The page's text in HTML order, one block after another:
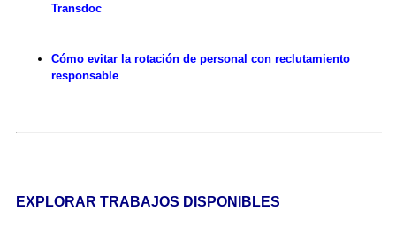
Transdoc
Cómo evitar la rotación de personal con reclutamiento
responsable
EXPLORAR TRABAJOS DISPONIBLES